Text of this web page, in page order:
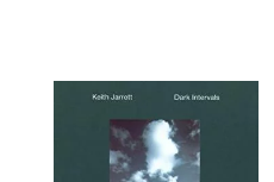
€35,00. €7,00.